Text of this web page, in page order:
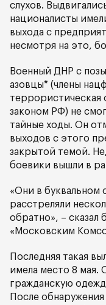
слухов.
националисты
выхода с
несмотря на это,
Военный ДНР с
азовцы* (члены
террористическая
законом РФ) не
тайные ходы. Он
выходов с этого
закрытой темой.
боевики вышли в
«Они в буквальном
расстреляли
обратно», – сказал
«Московским
Последняя такая
имела место 8 мая.
гражданскую
После